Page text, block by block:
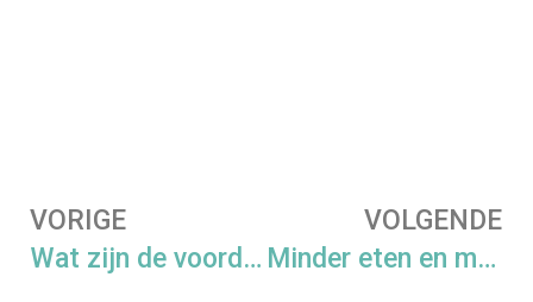
VORIGE
Wat zijn de voordelen van koolhydraat-arm?
VOLGENDE
Minder eten en meer bewegen, waarom het niet werkt